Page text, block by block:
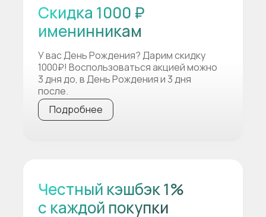
Подробнее
Скидка 1000 ₽
именинникам
Честный кэшбэк 1%
с каждой покупки
У вас День Рождения? Дарим скидку
1000₽! Воспользоваться акцией можно
3 дня до, в День Рождения и 3 дня
после.